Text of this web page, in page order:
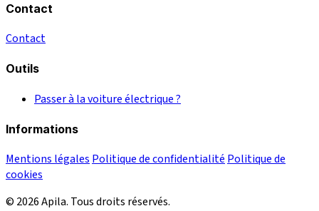
Contact
Contact
Outils
Passer à la voiture électrique ?
Informations
Mentions légales Politique de confidentialité Politique de
cookies
© 2026 Apila. Tous droits réservés.